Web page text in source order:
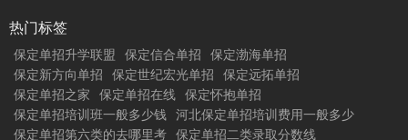
热门标签
保定单招升学联盟 保定信合单招
保定渤海单招
保定新方向单招
保定世纪宏光单招
保定远拓单招
保定单招之家
保定单招在线
保定怀抱单招
保定单招培训班一般多少钱
河北保定单招培训费用一般多少
保定单招第六类的去哪里考
保定单招二类录取分数线